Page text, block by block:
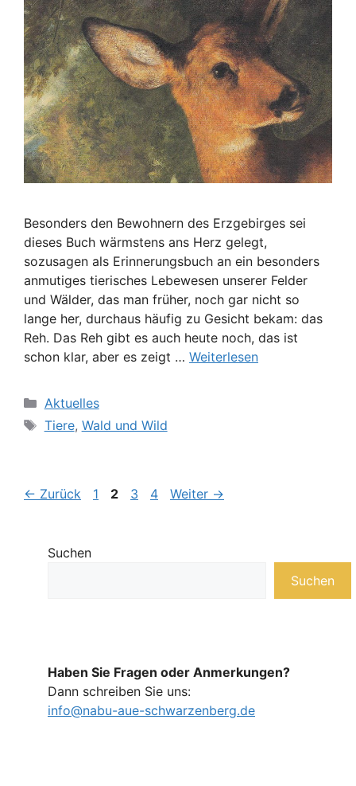
Besonders den Bewohnern des Erzgebirges sei
dieses Buch wärmstens ans Herz gelegt,
sozusagen als Erinnerungsbuch an ein besonders
anmutiges tierisches Lebewesen unserer Felder
und Wälder, das man früher, noch gar nicht so
lange her, durchaus häufig zu Gesicht bekam: das
Reh. Das Reh gibt es auch heute noch, das ist
schon klar, aber es zeigt … Weiterlesen
Kategorien
Aktuelles
Schlagwörter
Tiere, Wald und Wild
← Zurück Seite
1 Seite
2 Seite
3 Seite
4 Weiter →
Suchen
Suchen
Haben Sie Fragen oder Anmerkungen?
Dann schreiben Sie uns:
info@nabu-aue-schwarzenberg.de